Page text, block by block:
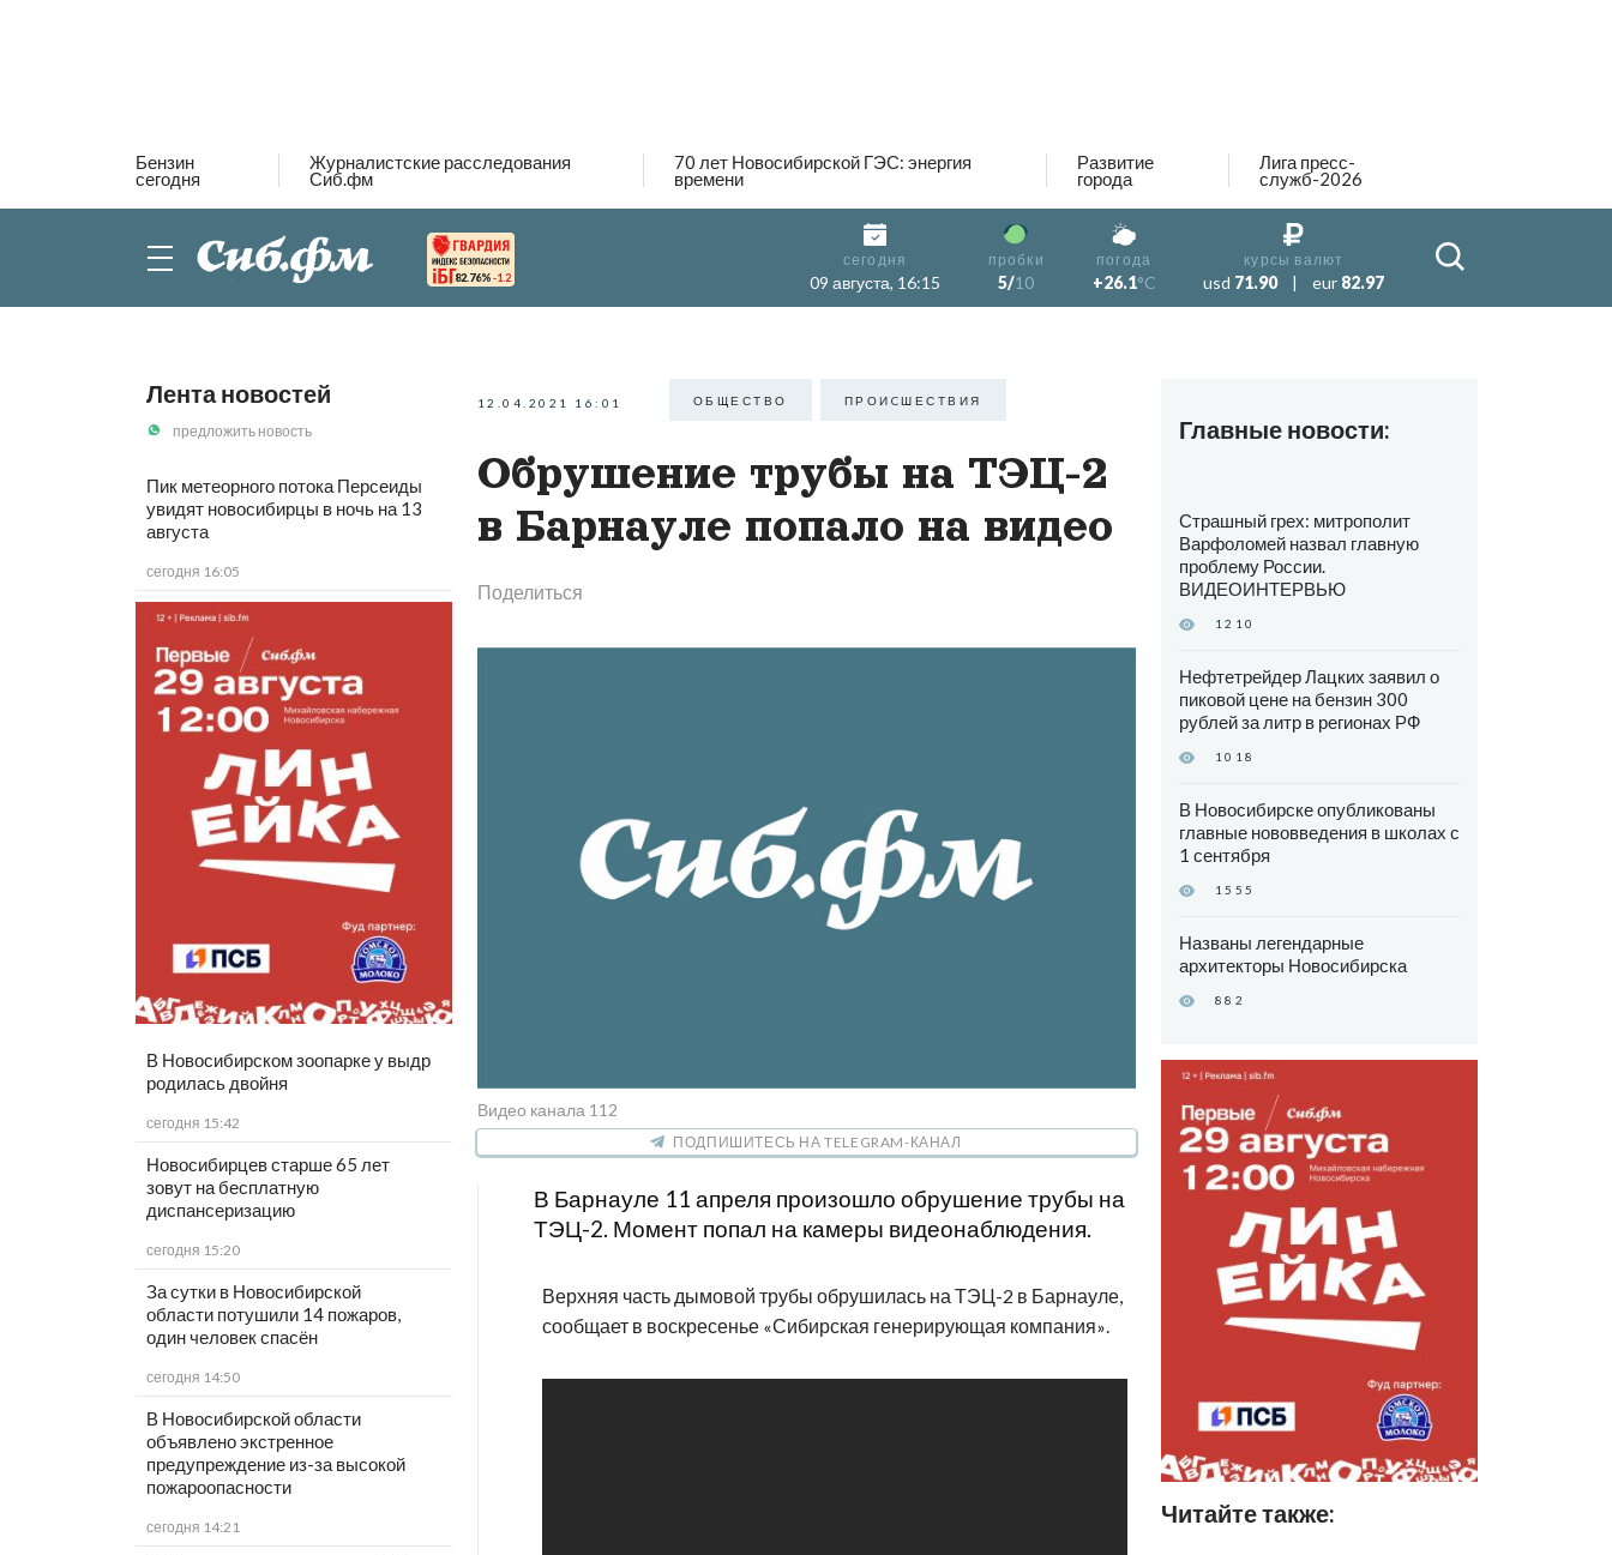
Бензин
сегодня
Журналистские расследования
Сиб.фм
70 лет Новосибирской ГЭС: энергия
времени
Развитие
города
Лига пресс-
служб-2026
82.76% -1.2
сегодня
09 августа, 16:15
пробки
5/10
погода
+26.1°C
курсы валют
usd 71.90 | eur 82.97
Лента новостей
предложить новость
Пик метеорного потока Персеиды
увидят новосибирцы в ночь на 13
августа
сегодня 16:05
В Новосибирском зоопарке у выдр
родилась двойня
сегодня 15:42
Новосибирцев старше 65 лет
зовут на бесплатную
диспансеризацию
сегодня 15:20
За сутки в Новосибирской
области потушили 14 пожаров,
один человек спасён
сегодня 14:50
В Новосибирской области
объявлено экстренное
предупреждение из-за высокой
пожароопасности
сегодня 14:21
12.04.2021 16:01 ОБЩЕСТВО ПРОИCШЕСТВИЯ
Обрушение трубы на ТЭЦ-2
в Барнауле попало на видео
Поделиться
Видео канала 112
ПОДПИШИТЕСЬ НА TELEGRAM-КАНАЛ
В Барнауле 11 апреля произошло обрушение трубы на
ТЭЦ-2. Момент попал на камеры видеонаблюдения.
Верхняя часть дымовой трубы обрушилась на ТЭЦ-2 в Барнауле,
сообщает в воскресенье «Сибирская генерирующая компания».
Главные новости:
Страшный грех: митрополит
Варфоломей назвал главную
проблему России.
ВИДЕОИНТЕРВЬЮ
1210
Нефтетрейдер Лацких заявил о
пиковой цене на бензин 300
рублей за литр в регионах РФ
1018
В Новосибирске опубликованы
главные нововведения в школах с
1 сентября
1555
Названы легендарные
архитекторы Новосибирска
882
Читайте также: